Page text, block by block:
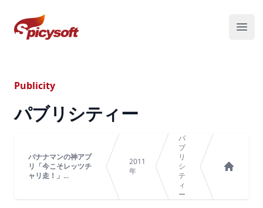
スパイシーソフト株式会社
メニ
Publicity
パブリシティー
バナナマンの神アプ
リ「今こそレッツチ
ャリ走！」...
2011
年
パ
ブ
リ
シ
テ
ィ
ー